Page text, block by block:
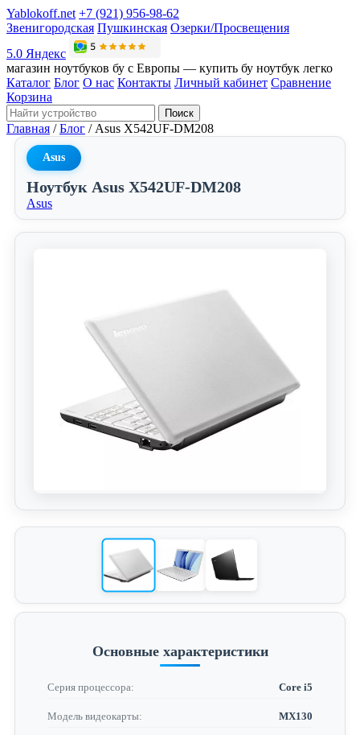
Yablokoff.net +7 (921) 956-98-62
Звенигородская Пушкинская Озерки/Просвещения
5.0 Яндекс
магазин ноутбуков бу с Европы — купить бу ноутбук легко
Каталог Блог О нас Контакты Личный кабинет Сравнение
Корзина
Поиск
Главная / Блог / Asus X542UF-DM208
Asus
Ноутбук Asus X542UF-DM208
Asus
Основные характеристики
Серия процессора: Core i5
Модель видеокарты: MX130